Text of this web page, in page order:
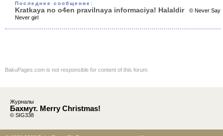
Последнее сообщение:
Kratkaya no o4en pravilnaya informaciya! Halaldir
© Never Say
Never girl
BakuPages.com is not responsible for content of this forum.
Журналы
Бахмут. Merry Christmas!
© SIG338